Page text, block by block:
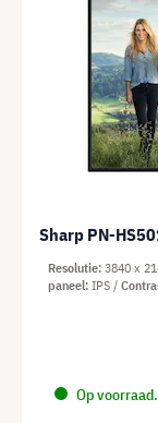
Sharp PN-
Op
Resolutie 3840 x
paneel IPS